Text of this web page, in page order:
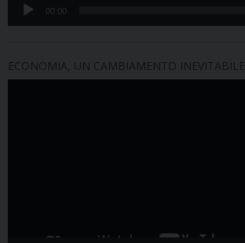
00:00
ECONOMIA, UN CAMBIAMENTO INEVITABILE